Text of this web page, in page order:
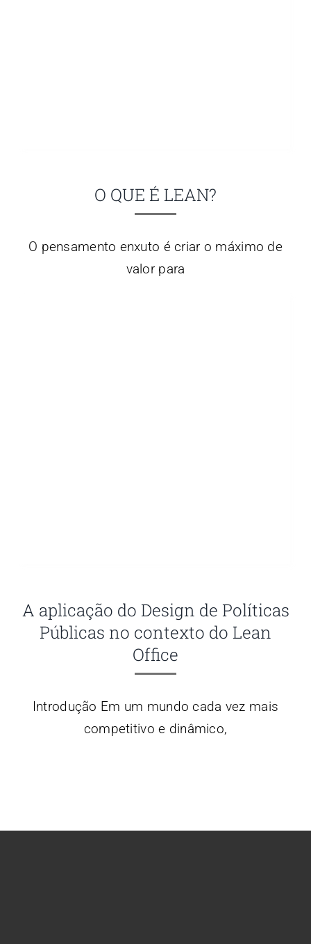
O QUE É LEAN?
O pensamento enxuto é criar o máximo de
valor para
A aplicação do Design de Políticas
Públicas no contexto do Lean
Office
Introdução Em um mundo cada vez mais
competitivo e dinâmico,